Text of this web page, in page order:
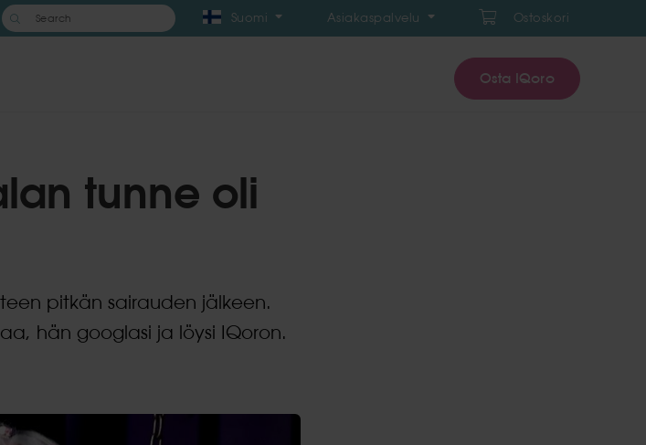
Search
for: Suomi Asiakaspalvelu Ostoskori
Osta IQoro
tunne oli
pitkän sairauden jälkeen.
hän googlasi ja löysi IQoron.